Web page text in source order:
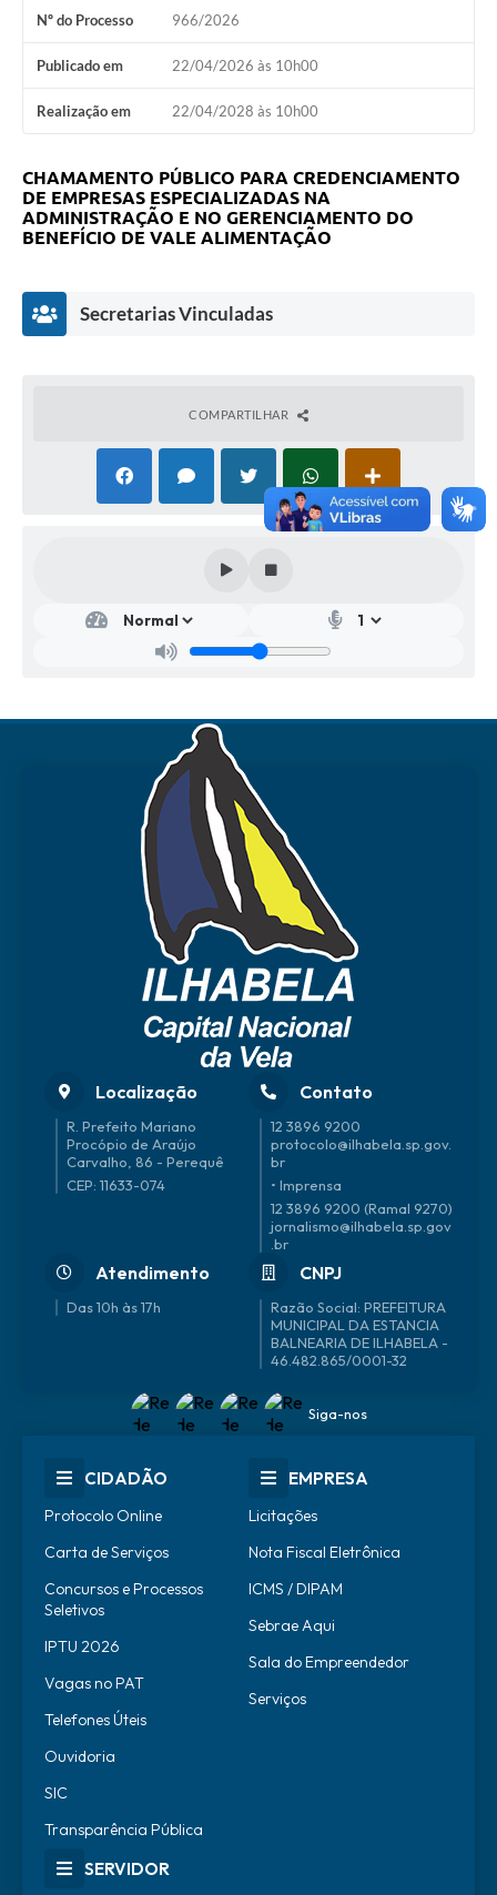
Nº do Processo 966/2026
Publicado em 22/04/2026 às 10h00
Realização em 22/04/2028 às 10h00
CHAMAMENTO PÚBLICO PARA CREDENCIAMENTO
DE EMPRESAS ESPECIALIZADAS NA
ADMINISTRAÇÃO E NO GERENCIAMENTO DO
BENEFÍCIO DE VALE ALIMENTAÇÃO
Secretarias Vinculadas
etar
de
COMPARTILHAR
Localização
R. Prefeito Mariano
Procópio de Araújo
Carvalho, 86 - Perequê
CEP: 11633-074
Contato
12 3896 9200
protocolo@ilhabela.sp.gov.
br
• Imprensa
12 3896 9200 (Ramal 9270)
jornalismo@ilhabela.sp.gov
.br
Atendimento
Das 10h às 17h
CNPJ
46.482.865/0001-32
Siga-nos
CIDADÃO
Protocolo Online
Carta de Serviços
Concursos e Processos
Seletivos
IPTU 2026
Vagas no PAT
Telefones Úteis
Ouvidoria
SIC
Transparência Pública
EMPRESA
Licitações
Nota Fiscal Eletrônica
ICMS / DIPAM
Sebrae Aqui
Sala do Empreendedor
Serviços
SERVIDOR